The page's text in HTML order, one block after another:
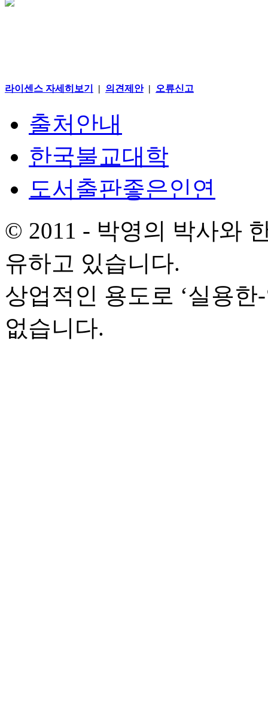
라이센스 자세히보기 | 의견제안| 오류신고
출처안내
한국불교대학
도서출판좋은인연
© 2011 - 박영의 박사와
유하고 있습니다.
상업적인 용도로 ‘실용
없습니다.